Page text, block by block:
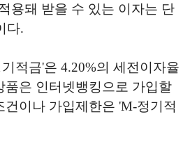
용돼 받을 수 있는 이자는 단
다.
적금'은 4.20%의 세전이자율
품은 인터넷뱅킹으로 가입할
건이나 가입제한은 'M-정기적